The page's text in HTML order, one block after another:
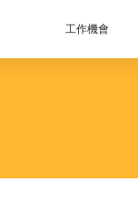
工作機會